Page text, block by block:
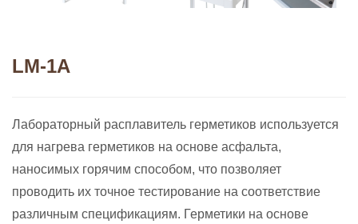
LM-1A
Лабораторный расплавитель герметиков используется
для нагрева герметиков на основе асфальта,
наносимых горячим способом, что позволяет
проводить их точное тестирование на соответствие
различным спецификациям. Герметики на основе